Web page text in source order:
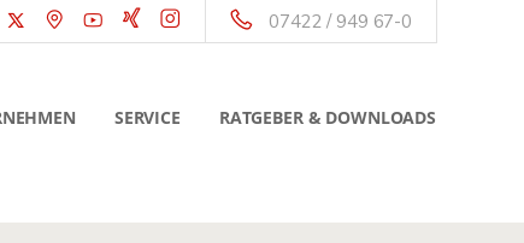
07422 / 949 67-0
SERVICE RATGEBER & DOWNLOADS